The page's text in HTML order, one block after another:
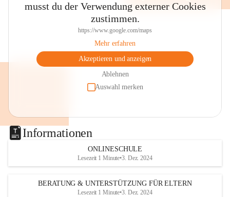
musst du der Verwendung externer Cookies
zustimmen.
https://www.google.com/maps
Mehr erfahren
Akzeptieren und anzeigen
Ablehnen
Auswahl merken
Informationen
ONLINESCHULE
Lesezeit 1 Minute•3. Dez. 2024
BERATUNG & UNTERSTÜTZUNG FÜR ELTERN
Lesezeit 1 Minute•3. Dez. 2024